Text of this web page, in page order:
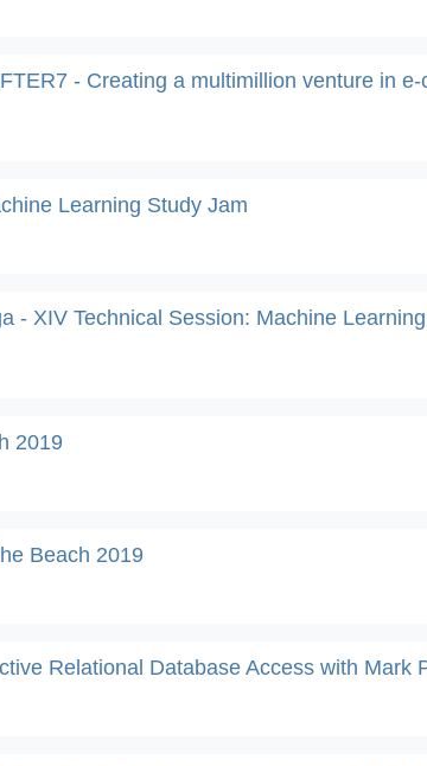
- Creating a multimillion venture in
Learning Study Jam
- XIV Technical Session: Machine
2019
Beach 2019
Relational Database Access with Mark